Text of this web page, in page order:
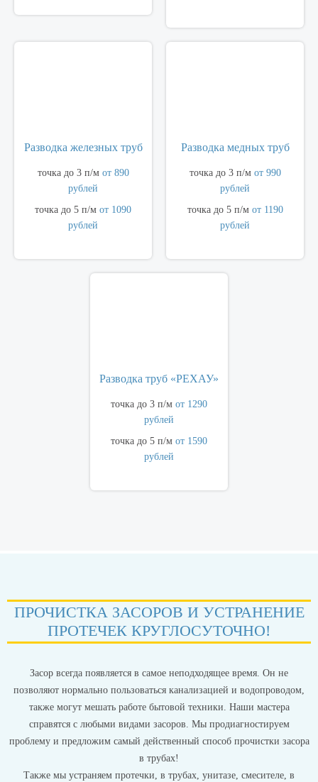
Разводка железных труб
точка до 3 п/м от 890
рублей
точка до 5 п/м от 1090
рублей
Разводка медных труб
точка до 3 п/м от 990
рублей
точка до 5 п/м от 1190
рублей
Разводка труб «РЕХАУ»
точка до 3 п/м от 1290
рублей
точка до 5 п/м от 1590
рублей
ПРОЧИСТКА ЗАСОРОВ И УСТРАНЕНИЕ
ПРОТЕЧЕК КРУГЛОСУТОЧНО!
Засор всегда появляется в самое неподходящее время. Он не
позволяют нормально пользоваться канализацией и водопроводом,
также могут мешать работе бытовой техники. Наши мастера
справятся с любыми видами засоров. Мы продиагностируем
проблему и предложим самый действенный способ прочистки засора
в трубах!
Также мы устраняем протечки, в трубах, унитазе, смесителе, в